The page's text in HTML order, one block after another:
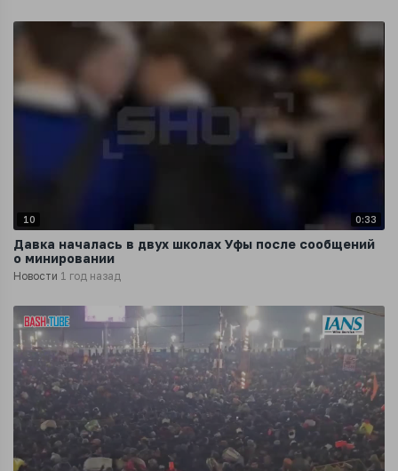
10 0:33
Давка началась в двух школах Уфы после сообщений
о минировании
Новости 1 год назад